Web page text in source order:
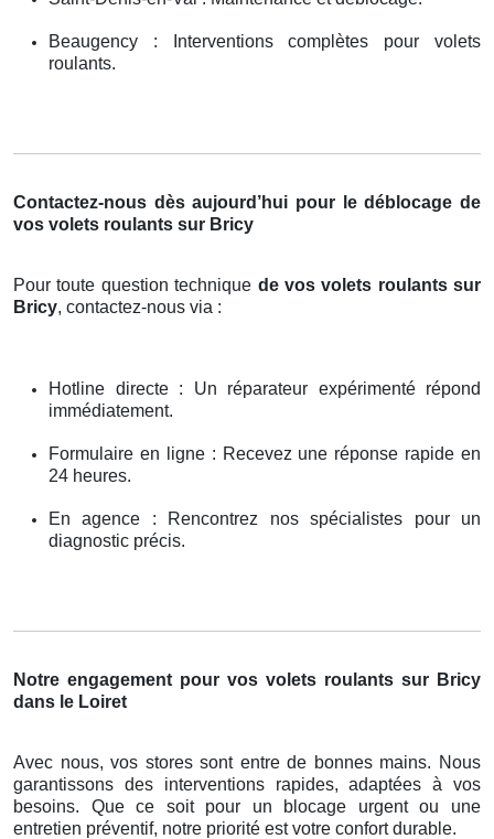
Beaugency : Interventions complètes pour volets
roulants.
Contactez-nous dès aujourd’hui pour le déblocage de
vos volets roulants sur Bricy
Pour toute question technique de vos volets roulants sur
Bricy, contactez-nous via :
Hotline directe : Un réparateur expérimenté répond
immédiatement.
Formulaire en ligne : Recevez une réponse rapide en
24 heures.
En agence : Rencontrez nos spécialistes pour un
diagnostic précis.
Notre engagement pour vos volets roulants sur Bricy
dans le Loiret
Avec nous, vos stores sont entre de bonnes mains. Nous
garantissons des interventions rapides, adaptées à vos
besoins. Que ce soit pour un blocage urgent ou une
entretien préventif, notre priorité est votre confort durable.